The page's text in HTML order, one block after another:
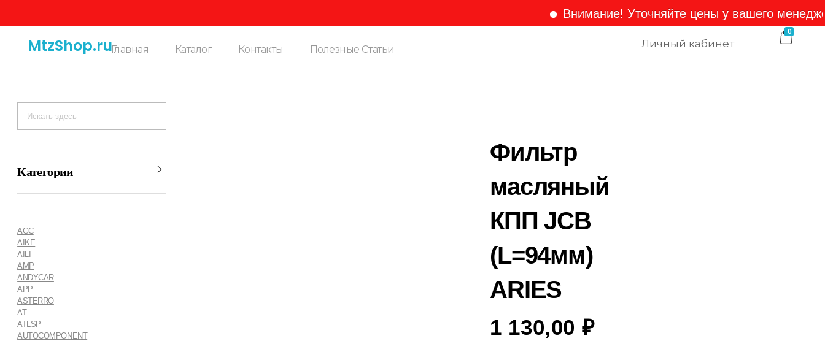
Внимание! Уточняйте цены у вашего менеджера!
MtzShop.ruГлавная Каталог Контакты Полезные Статьи Личный кабинет
0
Фильтр
масляный
КПП JCB
(L=94мм)
ARIES
1 130,00 ₽
Категории
AGC
AIKE
AILI
AMP
ANDYCAR
APP
ASTERRO
AT
ATLSP
AUTOCOMPONENT